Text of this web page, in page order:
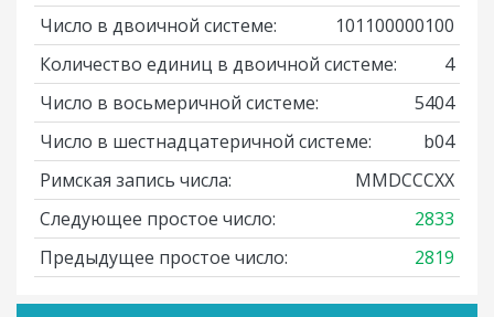
Число в двоичной системе:
101100000100
Количество единиц в двоичной системе:
4
Число в восьмеричной системе:
5404
Число в шестнадцатеричной системе:
b04
Римская запись числа:
MMDCCCXX
Следующее простое число:
2833
Предыдущее простое число:
2819